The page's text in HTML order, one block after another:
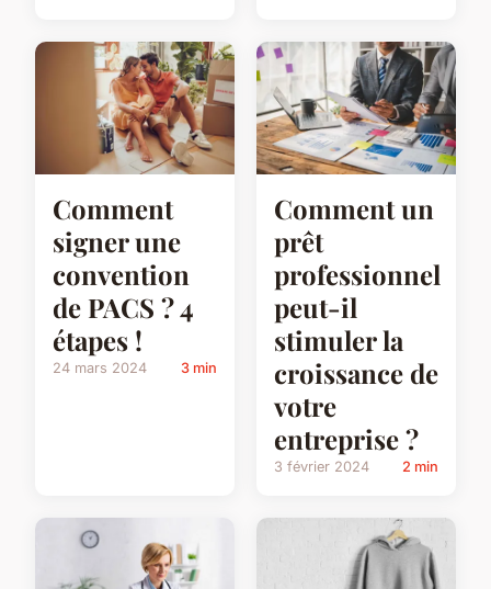
Comment
signer une
convention
de PACS ? 4
étapes !
24 mars 2024 3 min
Comment un
prêt
professionnel
peut-il
stimuler la
croissance de
votre
entreprise ?
3 février 2024 2 min